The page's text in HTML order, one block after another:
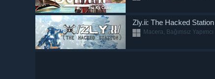
Zly.ii: The Hacked Station
Macera, Bağımsız Yapımcı